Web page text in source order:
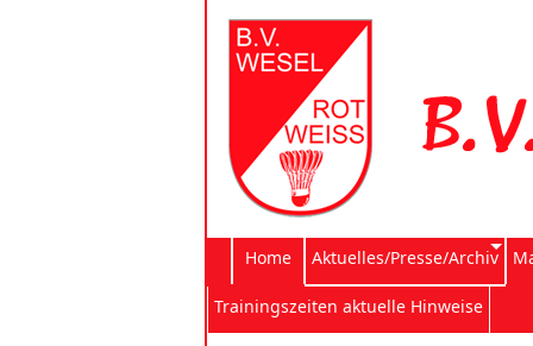
Home Aktuelles/Presse/Archiv
Trainingszeiten aktuelle Hinweise